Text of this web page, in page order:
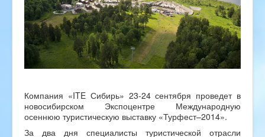
Компания «ITE Сибирь» 23-24 сентября проведет в
новосибирском Экспоцентре Международную
осеннюю туристическую выставку «Турфест–2014».
За два дня специалисты туристической отрасли